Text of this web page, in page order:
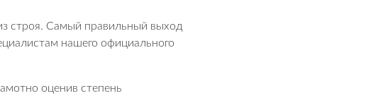
строя. Самый правильный выход
нашего официального
оценив степень